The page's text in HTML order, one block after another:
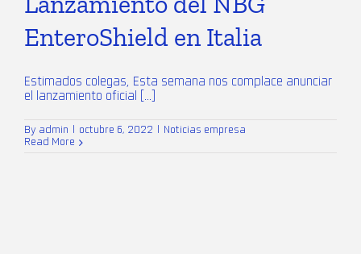
EnteroShield en Italia
Estimados colegas, Esta semana nos complace anunciar
el lanzamiento oficial [...]
By admin octubre 6, 2022
Noticias empresa
Read More